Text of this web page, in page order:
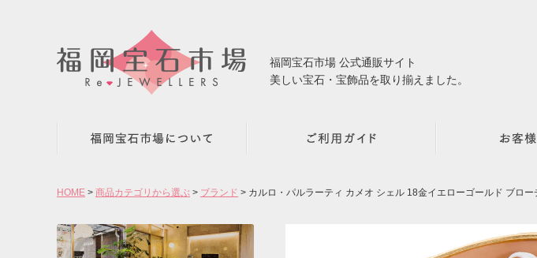
福岡宝石市場 公式通販サイト
美しい宝石・宝飾品を取り揃えました。
HOME 商品カテゴリから選ぶ ブランド カルロ・パルラーティ カメオ シェル 18金イエローゴールド ブロ